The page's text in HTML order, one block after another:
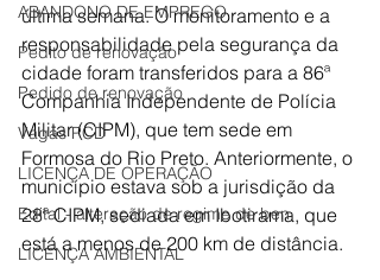
ABANDONO DE EMPREGO
Pedito de renovação
Pedido de renovação
Vagas PCD
LICENÇA DE OPERAÇÃO
Edital - alteração de regime de ben
LICENÇA AMBIENTAL
última semana. O monitoramento e a
responsabilidade pela segurança da
cidade foram transferidos para a 86ª
Companhia Independente de Polícia
Militar (CIPM), que tem sede em
Formosa do Rio Preto. Anteriormente, o
município estava sob a jurisdição da
28ª CIPM, sediada em Ibotirama, que
está a menos de 200 km de distância.